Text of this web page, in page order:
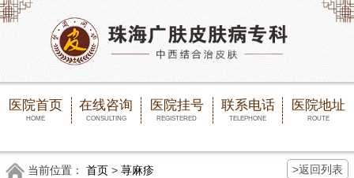
医院首页
HOME
在线咨询
CONSULTING
医院挂号
REGISTERED
联系电话
TELEPHONE
医院地址
ROUTE
当前位置： 首页> 荨麻疹 >返回列表